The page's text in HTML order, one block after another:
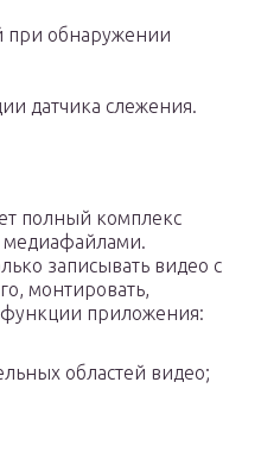
при обнаружении
датчика слежения.
полный комплекс
медиафайлами.
записывать видео с
монтировать,
функции приложения:
областей видео;